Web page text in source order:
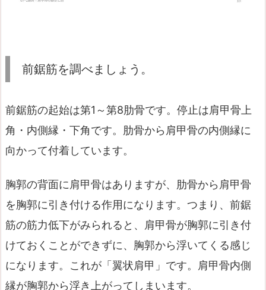
前鋸筋を調べましょう。
前鋸筋の起始は第1～第8肋骨です。停止は肩甲骨上
角・内側縁・下角です。肋骨から肩甲骨の内側縁に
向かって付着しています。
胸郭の背面に肩甲骨はありますが、肋骨から肩甲骨
を胸郭に引き付ける作用になります。つまり、前鋸
筋の筋力低下がみられると、肩甲骨が胸郭に引き付
けておくことができずに、胸郭から浮いてくる感じ
になります。これが「翼状肩甲」です。肩甲骨内側
縁が胸郭から浮き上がってしまいます。